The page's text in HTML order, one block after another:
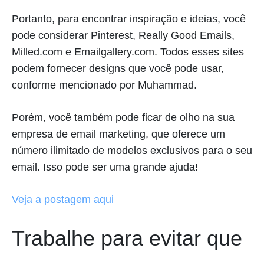
Portanto, para encontrar inspiração e ideias, você
pode considerar Pinterest, Really Good Emails,
Milled.com e Emailgallery.com. Todos esses sites
podem fornecer designs que você pode usar,
conforme mencionado por Muhammad.
Porém, você também pode ficar de olho na sua
empresa de email marketing, que oferece um
número ilimitado de modelos exclusivos para o seu
email. Isso pode ser uma grande ajuda!
Veja a postagem aqui
Trabalhe para evitar que